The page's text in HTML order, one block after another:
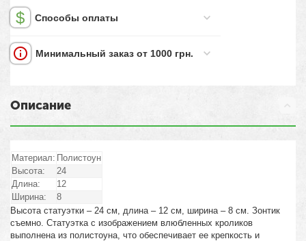
Способы оплаты
Минимальный заказ от 1000 грн.
Описание
Материал: Полистоун
Высота:
24
Длина:
12
Ширина:
8
Высота статуэтки – 24 см, длина – 12 см, ширина – 8 см. Зонтик
съемно. Статуэтка с изображением влюбленных кроликов
выполнена из полистоуна, что обеспечивает ее крепкость и